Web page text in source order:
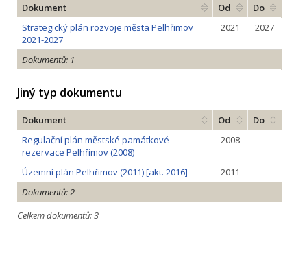
Dokument Od
Do
Strategický plán rozvoje města Pelhřimov
2021-2027
2021 2027
Dokumentů: 1
Jiný typ dokumentu
Dokument Od
Do
Regulační plán městské památkové
rezervace Pelhřimov (2008)
2008 --
Územní plán Pelhřimov (2011) [akt. 2016] 2011
--
Dokumentů: 2
Celkem dokumentů: 3